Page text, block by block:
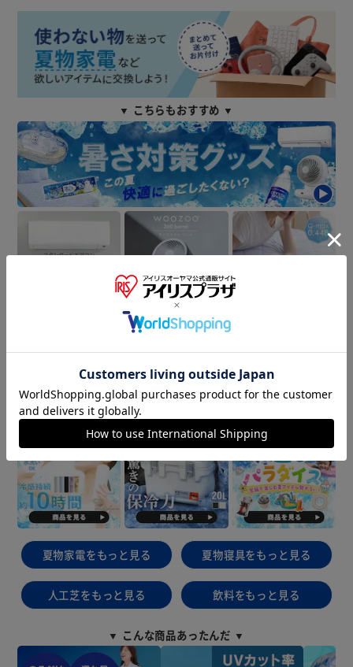
▼ こちらもおすすめ ▼
夏物家電をもっと見る 夏物寝具をもっと見る
人工芝をもっと見る 飲料をもっと見る
▼ こんな商品あったんだ ▼